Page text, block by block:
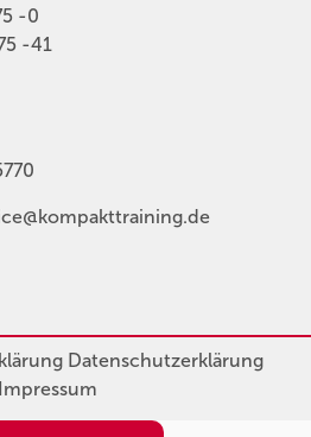
-0
-41
Datenschutzerklärung
Impressum